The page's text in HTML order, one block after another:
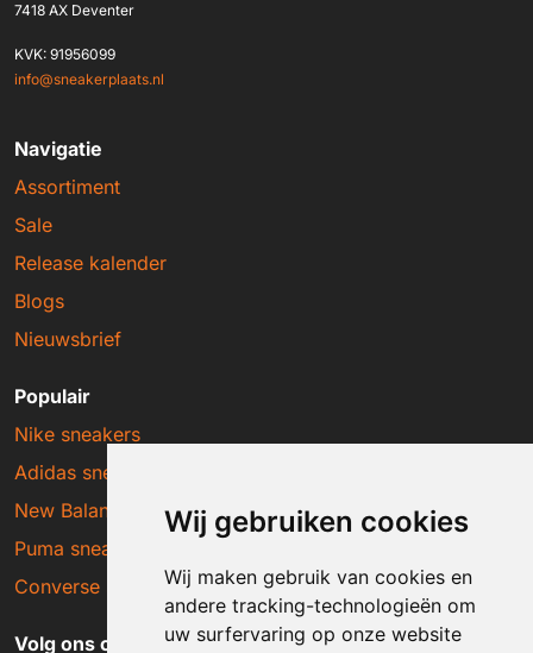
Wij gebruiken cookies
Wij maken gebruik van cookies en
andere tracking-technologieën om
uw surfervaring op onze website
7418 AX Deventer
KVK: 91956099
info@sneakerplaats.nl
Navigatie
Assortiment
Sale
Release kalender
Blogs
Nieuwsbrief
Populair
Nike sneakers
Adidas sneakers
New Balance sneakers
Puma sneakers
Converse sneakers
Volg ons op social media